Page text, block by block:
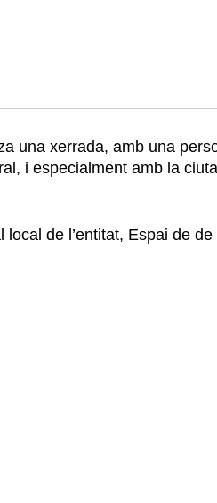
una xerrada, amb una
i especialment amb la
de l’entitat, Espai de